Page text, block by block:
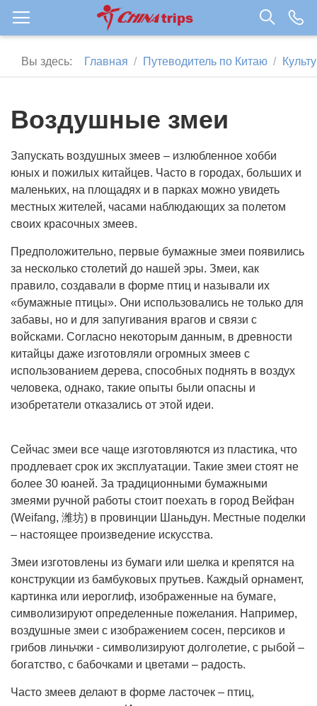
Вы здесь: Главная Путеводитель по Китаю
Воздушные змеи
Запускать воздушных змеев – излюбленное хобби
юных и пожилых китайцев. Часто в городах, больших и
маленьких, на площадях и в парках можно увидеть
местных жителей, часами наблюдающих за полетом
своих красочных змеев.
Предположительно, первые бумажные змеи появились
за несколько столетий до нашей эры. Змеи, как
правило, создавали в форме птиц и называли их
«бумажные птицы». Они использовались не только для
забавы, но и для запугивания врагов и связи с
войсками. Согласно некоторым данным, в древности
китайцы даже изготовляли огромных змеев с
использованием дерева, способных поднять в воздух
человека, однако, такие опыты были опасны и
изобретатели отказались от этой идеи.
Сейчас змеи все чаще изготовляются из пластика, что
продлевает срок их эксплуатации. Такие змеи стоят не
более 30 юаней. За традиционными бумажными
змеями ручной работы стоит поехать в город Вейфан
(Weifang, 潍坊) в провинции Шаньдун. Местные поделки
– настоящее произведение искусства.
Змеи изготовлены из бумаги или шелка и крепятся на
конструкции из бамбуковых прутьев. Каждый орнамент,
картинка или иероглиф, изображенные на бумаге,
символизируют определенные пожелания. Например,
воздушные змеи с изображением сосен, персиков и
грибов линьчжи - символизируют долголетие, с рыбой –
богатство, с бабочками и цветами – радость.
Часто змеев делают в форме ласточек – птиц,